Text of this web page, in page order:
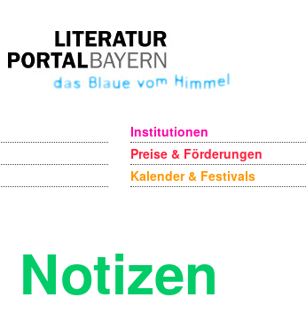
Institutionen
Preise & Förderungen
Kalender & Festivals
Notizen